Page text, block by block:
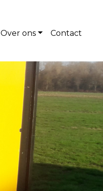
Over ons Contact